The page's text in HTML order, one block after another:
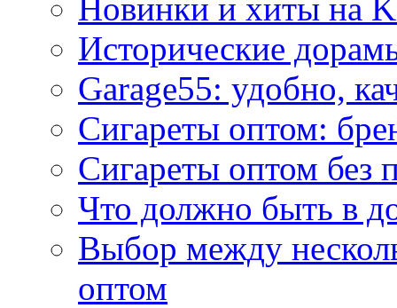
Новинки и хиты на
Исторические
Garage55: удобно,
Сигареты оптом:
Сигареты оптом без
Что должно быть в
Выбор между
оптом